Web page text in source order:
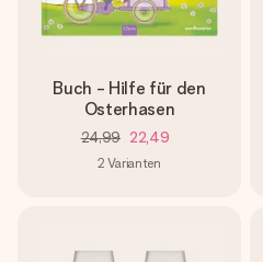
Buch - Hilfe für den
Osterhasen
24,99 22,49
2 Varianten